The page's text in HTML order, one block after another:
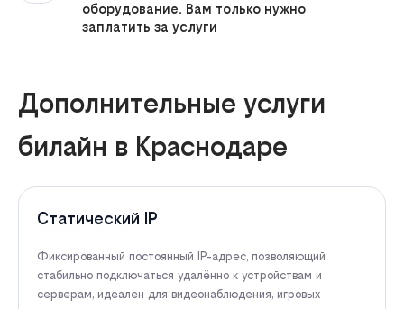
оборудование. Вам только нужно
заплатить за услуги
Дополнительные услуги
билайн в Краснодаре
Статический IP
Фиксированный постоянный IP-адрес, позволяющий
стабильно подключаться удалённо к устройствам и
серверам, идеален для видеонаблюдения, игровых